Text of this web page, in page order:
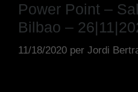
Power Point –
Bilbao –
11/18/2020 per Jordi